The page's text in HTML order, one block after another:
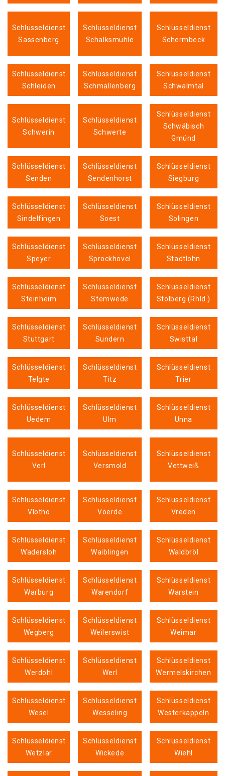
Schlüsseldienst
Sassenberg
Schlüsseldienst
Schalksmühle
Schlüsseldienst
Schermbeck
Schlüsseldienst
Schleiden
Schlüsseldienst
Schmallenberg
Schlüsseldienst
Schwalmtal
Schlüsseldienst
Schwerin
Schlüsseldienst
Schwerte
Schlüsseldienst
Schwäbisch
Gmünd
Schlüsseldienst
Senden
Schlüsseldienst
Sendenhorst
Schlüsseldienst
Siegburg
Schlüsseldienst
Sindelfingen
Schlüsseldienst
Soest
Schlüsseldienst
Solingen
Schlüsseldienst
Speyer
Schlüsseldienst
Sprockhövel
Schlüsseldienst
Stadtlohn
Schlüsseldienst
Steinheim
Schlüsseldienst
Stemwede
Schlüsseldienst
Stolberg (Rhld.)
Schlüsseldienst
Stuttgart
Schlüsseldienst
Sundern
Schlüsseldienst
Swisttal
Schlüsseldienst
Telgte
Schlüsseldienst
Titz
Schlüsseldienst
Trier
Schlüsseldienst
Uedem
Schlüsseldienst
Ulm
Schlüsseldienst
Unna
Schlüsseldienst
Verl
Schlüsseldienst
Versmold
Schlüsseldienst
Vettweiß
Schlüsseldienst
Vlotho
Schlüsseldienst
Voerde
Schlüsseldienst
Vreden
Schlüsseldienst
Wadersloh
Schlüsseldienst
Waiblingen
Schlüsseldienst
Waldbröl
Schlüsseldienst
Warburg
Schlüsseldienst
Warendorf
Schlüsseldienst
Warstein
Schlüsseldienst
Wegberg
Schlüsseldienst
Weilerswist
Schlüsseldienst
Weimar
Schlüsseldienst
Werdohl
Schlüsseldienst
Werl
Schlüsseldienst
Wermelskirchen
Schlüsseldienst
Wesel
Schlüsseldienst
Wesseling
Schlüsseldienst
Westerkappeln
Schlüsseldienst
Wetzlar
Schlüsseldienst
Wickede
Schlüsseldienst
Wiehl